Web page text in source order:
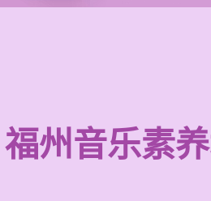
福州音乐素